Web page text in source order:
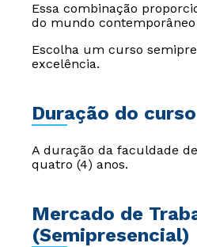
Essa combinação
do mundo
Escolha um curso
excelência.
Duração do
A duração da faculdade
quatro (4) anos.
Mercado de
(Semipresencial)